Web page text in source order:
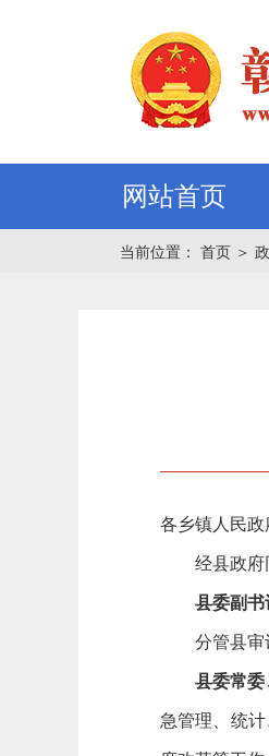
网站首页
当前位置： 首页 ＞
各乡镇人民政
经县政府
县委副书
分管县审
县委常
急管理、统